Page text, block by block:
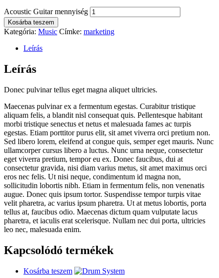
Acoustic Guitar mennyiség
Kosárba teszem
Kategória: Music Címke: marketing
Leírás
Leírás
Donec pulvinar tellus eget magna aliquet ultricies.
Maecenas pulvinar ex a fermentum egestas. Curabitur tristique
aliquam felis, a blandit nisl consequat quis. Pellentesque habitant
morbi tristique senectus et netus et malesuada fames ac turpis
egestas. Etiam porttitor purus elit, sit amet viverra orci pretium non.
Sed libero lorem, eleifend at congue quis, semper eget mauris. Nunc
ullamcorper cursus libero a luctus. Nunc urna neque, consectetur
eget viverra pretium, tempor eu ex. Donec faucibus, dui at
consectetur gravida, nisi diam varius metus, sit amet maximus orci
eros nec felis. Ut nisi neque, condimentum id magna non,
sollicitudin lobortis nibh. Etiam in fermentum felis, non venenatis
augue. Donec quis ipsum tortor. Suspendisse tempor turpis vitae
velit pharetra, ac varius ipsum pharetra. Ut at metus lobortis, porta
tellus at, faucibus odio. Maecenas dictum quam vulputate lacus
pharetra, et iaculis erat scelerisque. Nullam nec dui porta, ultricies
leo nec, malesuada enim.
Kapcsolódó termékek
Kosárba teszem